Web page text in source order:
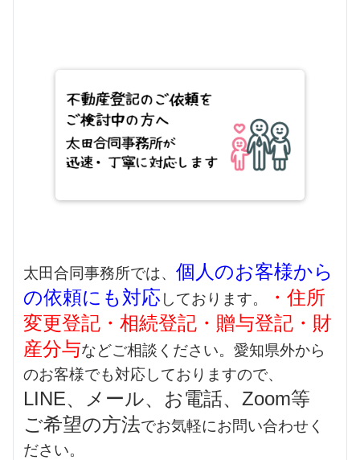
太田合同事務所では、 個人のお客様から
の依頼にも対応 しております。
・住所
変更登記・相続登記・贈与登記・財
産分与などご相談ください。愛知県外から
のお客様でも対応しておりますので、
LINE、メール、お電話、Zoom等
ご希望の方法でお気軽にお問い合わせく
ださい。